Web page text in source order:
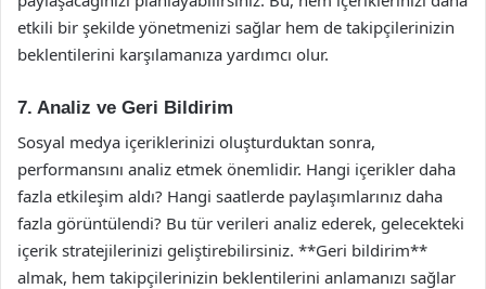
etkili bir şekilde yönetmenizi sağlar hem de takipçilerinizin
beklentilerini karşılamanıza yardımcı olur.
7. Analiz ve Geri Bildirim
Sosyal medya içeriklerinizi oluşturduktan sonra,
performansını analiz etmek önemlidir. Hangi içerikler daha
fazla etkileşim aldı? Hangi saatlerde paylaşımlarınız daha
fazla görüntülendi? Bu tür verileri analiz ederek, gelecekteki
içerik stratejilerinizi geliştirebilirsiniz. **Geri bildirim**
almak, hem takipçilerinizin beklentilerini anlamanızı sağlar